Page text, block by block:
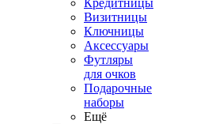
Кредитницы
Визитницы
Ключницы
Аксессуары
Футляры
для очков
Подарочные
наборы
Ещё